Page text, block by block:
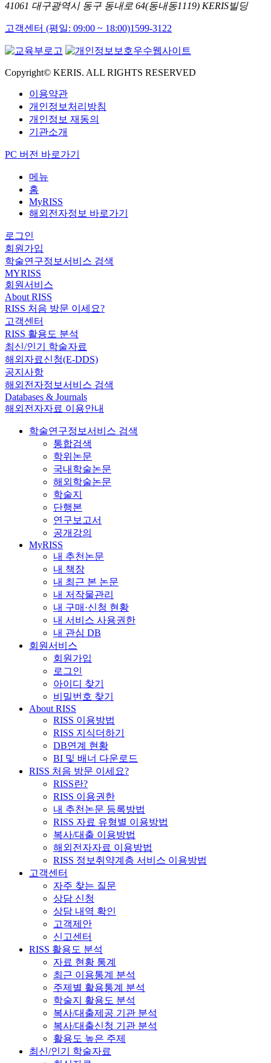
41061 대구광역시 동구 동내로 64(동내동1119) KERIS빌딩
고객센터 (평일: 09:00 ~ 18:00)1599-3122
Copyright© KERIS. ALL RIGHTS RESERVED
이용약관
개인정보처리방침
개인정보 재동의
기관소개
PC 버전 바로가기
메뉴
홈
MyRISS
해외전자정보 바로가기
로그인
회원가입
학술연구정보서비스 검색
MYRISS
회원서비스
About RISS
RISS 처음 방문 이세요?
고객센터
RISS 활용도 분석
최신/인기 학술자료
해외자료신청(E-DDS)
공지사항
해외전자정보서비스 검색
Databases & Journals
해외전자자료 이용안내
학술연구정보서비스 검색
통합검색
학위논문
국내학술논문
해외학술논문
학술지
단행본
연구보고서
공개강의
MyRISS
내 추천논문
내 책장
내 최근 본 논문
내 저작물관리
내 구매·신청 현황
내 서비스 사용권한
내 관심 DB
회원서비스
회원가입
로그인
아이디 찾기
비밀번호 찾기
About RISS
RISS 이용방법
RISS 지식더하기
DB연계 현황
BI 및 배너 다운로드
RISS 처음 방문 이세요?
RISS란?
RISS 이용권한
내 추천논문 등록방법
RISS 자료 유형별 이용방법
복사/대출 이용방법
해외전자자료 이용방법
RISS 정보취약계층 서비스 이용방법
고객센터
자주 찾는 질문
상담 신청
상담 내역 확인
고객제안
신고센터
RISS 활용도 분석
자료 현황 통계
최근 이용통계 분석
주제별 활용통계 분석
학술지 활용도 분석
복사/대출제공 기관 분석
복사/대출신청 기관 분석
활용도 높은 주제
최신/인기 학술자료